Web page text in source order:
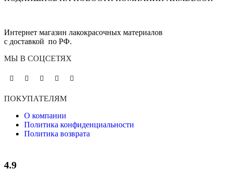
Интернет магазин лакокрасочных материалов
с доставкой по РФ.
МЫ В СОЦСЕТЯХ
ПОКУПАТЕЛЯМ
О компании
Политика конфиденциальности
Политика возврата
4.9